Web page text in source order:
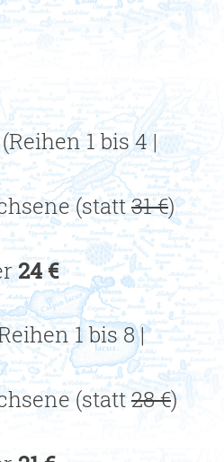
1 bis 4 |
(statt31 €)
24 €
1 bis 8 |
(statt28 €)